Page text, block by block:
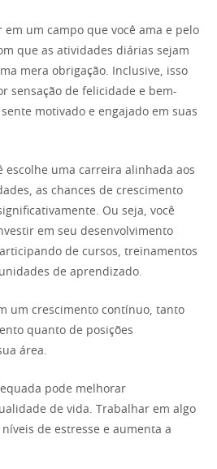
em um campo que você ama e pelo
que as atividades diárias sejam
mera obrigação. Inclusive, isso
sensação de felicidade e bem-
motivado e engajado em suas
escolhe uma carreira alinhada aos
as chances de crescimento
Ou seja, você
em seu desenvolvimento
de cursos, treinamentos
de aprendizado.
um crescimento contínuo, tanto
quanto de posições
área.
pode melhorar
de vida. Trabalhar em algo
de estresse e aumenta a